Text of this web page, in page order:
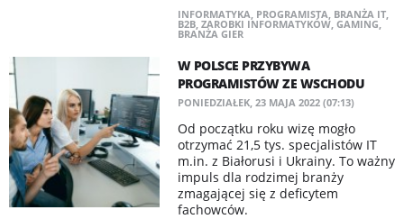
INFORMATYKA, PROGRAMISTA, BRANŻA IT,
B2B, ZAROBKI INFORMATYKÓW, GAMING,
BRANŻA GIER
W POLSCE PRZYBYWA
PROGRAMISTÓW ZE WSCHODU
PONIEDZIAŁEK, 23 MAJA 2022 (07:13)
Od początku roku wizę mogło
otrzymać 21,5 tys. specjalistów IT
m.in. z Białorusi i Ukrainy. To ważny
impuls dla rodzimej branży
zmagającej się z deficytem
fachowców.